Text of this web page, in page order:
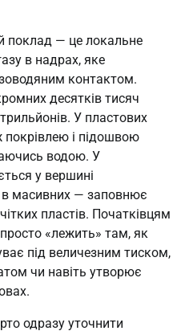
поклад — це локальне
в надрах, яке
контактом.
десятків тисяч
У пластових
покрівлею і підошвою
водою. У
у вершині
в масивних — заповнює
пластів. Початківцям
«лежить» там, як
під величезним тиском,
чи навіть утворює
одразу уточнити